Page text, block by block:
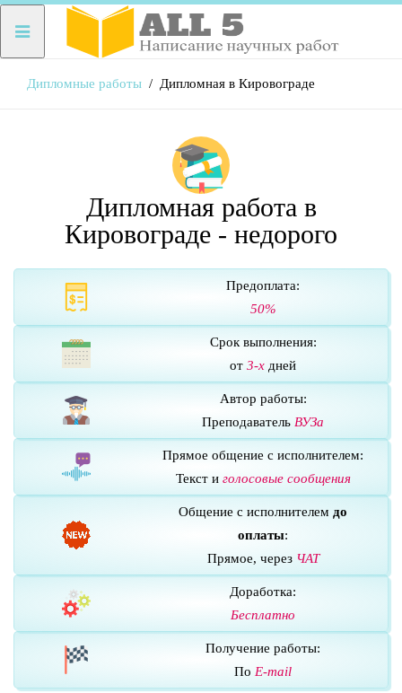
Дипломные работы Дипломная в Кировограде
Дипломная работа в
Кировограде - недорого
Предоплата:
50%
Срок выполнения:
от3-х дней
Автор работы:
Преподаватель ВУЗа
Прямое общение с исполнителем:
Текст и голосовые сообщения
Общение с исполнителем до
оплаты:
Прямое, через ЧАТ
Доработка:
Бесплатно
Получение работы:
По E-mail